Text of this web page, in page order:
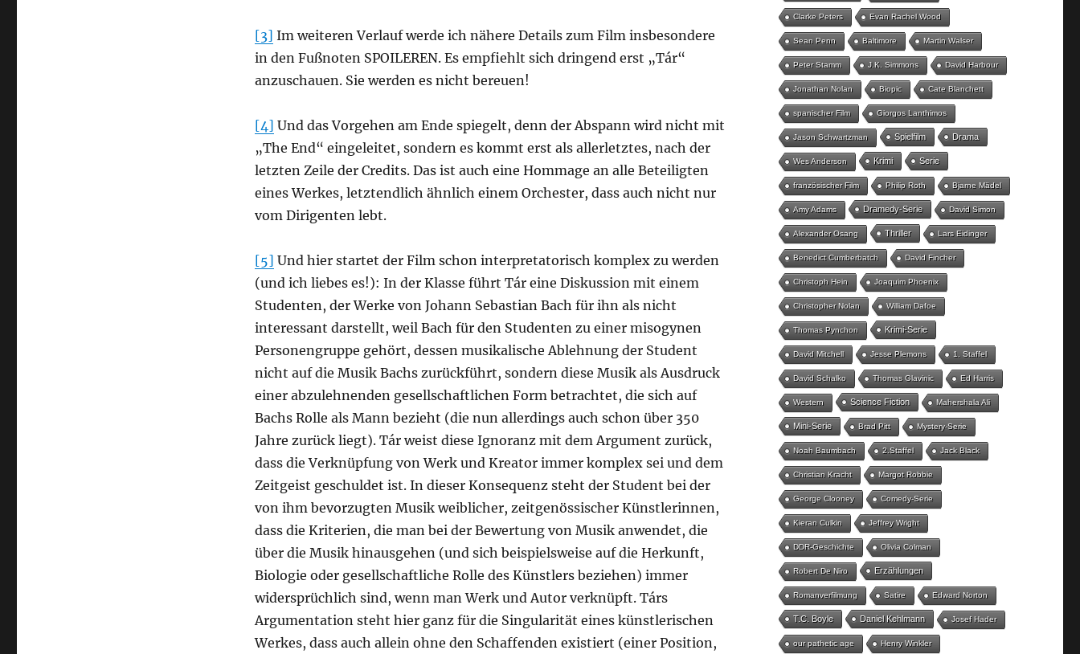
[3] Im weiteren Verlauf werde ich nähere Details zum Film insbesondere
in den Fußnoten SPOILEREN. Es empfiehlt sich dringend erst „Tár“
anzuschauen. Sie werden es nicht bereuen!
[4] Und das Vorgehen am Ende spiegelt, denn der Abspann wird nicht mit
„The End“ eingeleitet, sondern es kommt erst als allerletztes, nach der
letzten Zeile der Credits. Das ist auch eine Hommage an alle Beteiligten
eines Werkes, letztendlich ähnlich einem Orchester, dass auch nicht nur
vom Dirigenten lebt.
[5] Und hier startet der Film schon interpretatorisch komplex zu werden
(und ich liebes es!): In der Klasse führt Tár eine Diskussion mit einem
Studenten, der Werke von Johann Sebastian Bach für ihn als nicht
interessant darstellt, weil Bach für den Studenten zu einer misogynen
Personengruppe gehört, dessen musikalische Ablehnung der Student
nicht auf die Musik Bachs zurückführt, sondern diese Musik als Ausdruck
einer abzulehnenden gesellschaftlichen Form betrachtet, die sich auf
Bachs Rolle als Mann bezieht (die nun allerdings auch schon über 350
Jahre zurück liegt). Tár weist diese Ignoranz mit dem Argument zurück,
dass die Verknüpfung von Werk und Kreator immer komplex sei und dem
Zeitgeist geschuldet ist. In dieser Konsequenz steht der Student bei der
von ihm bevorzugten Musik weiblicher, zeitgenössischer Künstlerinnen,
dass die Kriterien, die man bei der Bewertung von Musik anwendet, die
über die Musik hinausgehen (und sich beispielsweise auf die Herkunft,
Biologie oder gesellschaftliche Rolle des Künstlers beziehen) immer
widersprüchlich sind, wenn man Werk und Autor verknüpft. Társ
Argumentation steht hier ganz für die Singularität eines künstlerischen
Werkes, dass auch allein ohne den Schaffenden existiert (einer Position,
Clarke Peters Evan Rachel Wood
Sean Penn Baltimore Martin Walser
Peter Stamm J.K. Simmons David Harbour
Jonathan Nolan Biopic Cate Blanchett
spanischer Film Giorgos Lanthimos
Jason Schwartzman Spielfilm Drama
Wes Anderson Krimi Serie
französischer Film Philip Roth Bjarne Mädel
Amy Adams Dramedy-Serie David Simon
Alexander Osang Thriller Lars Eidinger
Benedict Cumberbatch David Fincher
Christoph Hein Joaquim Phoenix
Christopher Nolan William Dafoe
Thomas Pynchon Krimi-Serie
David Mitchell Jesse Plemons 1. Staffel
David Schalko Thomas Glavinic Ed Harris
Western Science Fiction Mahershala Ali
Mini-Serie Brad Pitt Mystery-Serie
Noah Baumbach 2.Staffel Jack Black
Christian Kracht Margot Robbie
George Clooney Comedy-Serie
Kieran Culkin Jeffrey Wright
DDR-Geschichte Olivia Colman
Robert De Niro Erzählungen
Romanverfilmung Satire Edward Norton
T.C. Boyle Daniel Kehlmann Josef Hader
our pathetic age Henry Winkler